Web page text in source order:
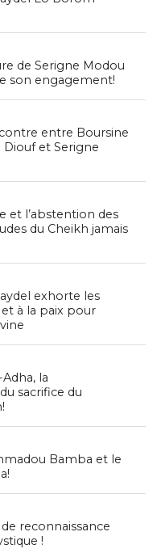
de Serigne Modou
son engagement!
entre Boursine
et Serigne
et l’abstention des
du Cheikh jamais
exhorte les
et à la paix pour
Adha, la
sacrifice du
Bamba et le
de reconnaissance
!